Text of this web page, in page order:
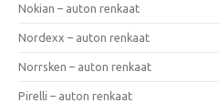
Nokian – auton renkaat
Nordexx – auton renkaat
Norrsken – auton renkaat
Pirelli – auton renkaat